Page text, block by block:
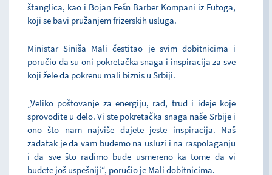
štanglica, kao i Bojan Fešn Barber Kompani iz Futoga,
koji se bavi pružanjem frizerskih usluga.
Ministar Siniša Mali čestitao je svim dobitnicima i
poručio da su oni pokretačka snaga i inspiracija za sve
koji žele da pokrenu mali biznis u Srbiji.
„Veliko poštovanje za energiju, rad, trud i ideje koje
sprovodite u delo. Vi ste pokretačka snaga naše Srbije i
ono što nam najviše dajete jeste inspiracija. Naš
zadatak je da vam budemo na usluzi i na raspolaganju
i da sve što radimo bude usmereno ka tome da vi
budete još uspešniji“, poručio je Mali dobitnicima.